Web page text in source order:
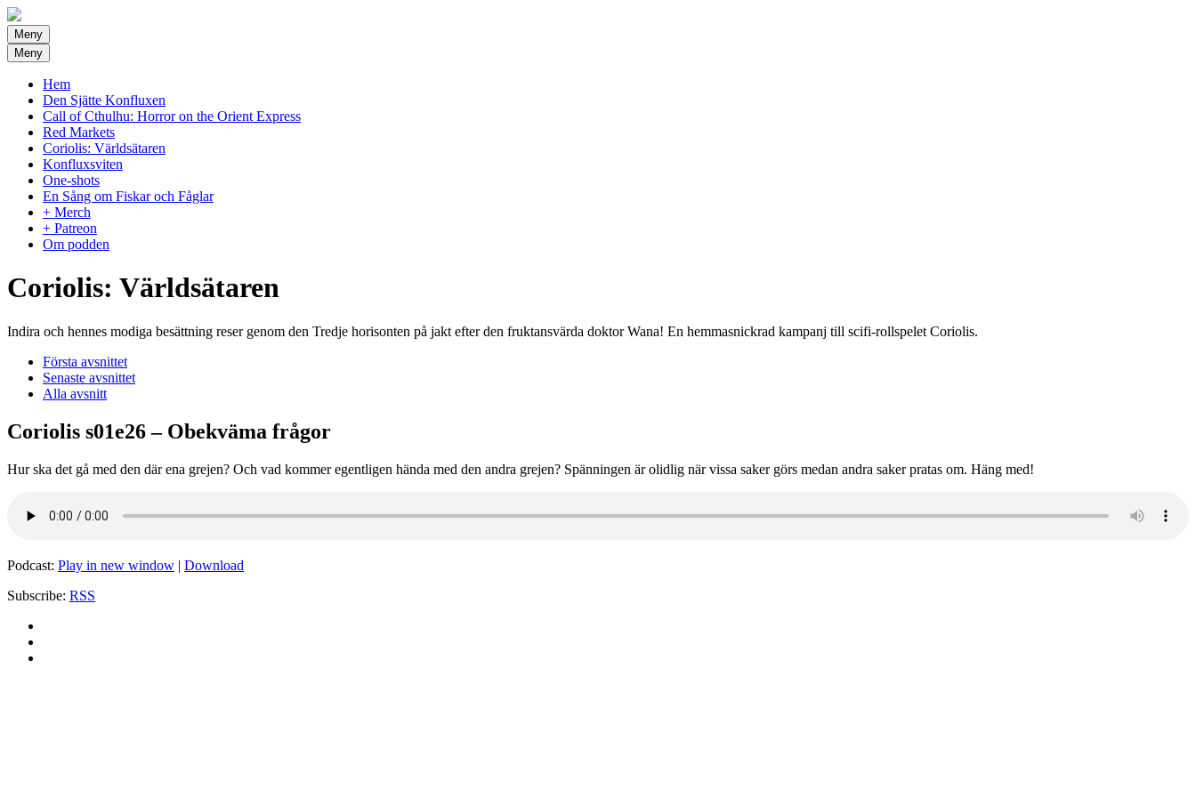
Meny
Meny
Hem
Den Sjätte Konfluxen
Call of Cthulhu: Horror on the Orient Express
Red Markets
Coriolis: Världsätaren
Konfluxsviten
One-shots
En Sång om Fiskar och Fåglar
+ Merch
+ Patreon
Om podden
Coriolis: Världsätaren
Indira och hennes modiga besättning reser genom den Tredje horisonten på jakt efter den fruktansvärda doktor Wana! En hemmasnickrad kampanj till scifi-rollspelet Coriolis.
Första avsnittet
Senaste avsnittet
Alla avsnitt
Coriolis s01e26 – Obekväma frågor
Hur ska det gå med den där ena grejen? Och vad kommer egentligen hända med den andra grejen? Spänningen är olidlig när vissa saker görs medan andra saker pratas om. Häng med!
Podcast: Play in new window | Download
Subscribe: RSS